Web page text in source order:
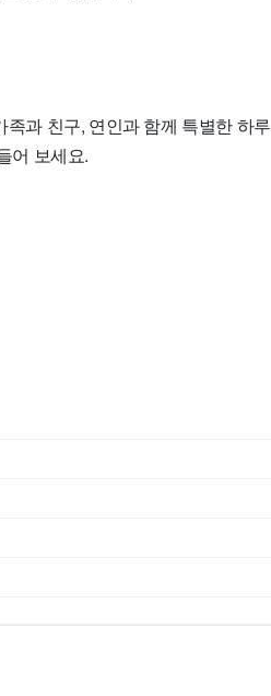
과 친구, 연인과 함께 특별한 하루
어 보세요.